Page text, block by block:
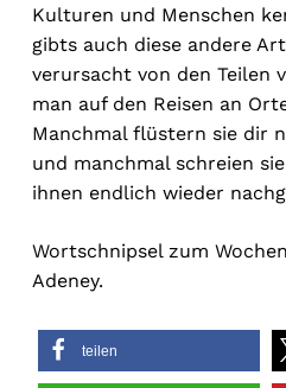
Kulturen und Menschen
gibts auch diese andere
verursacht von den Teilen
man auf den Reisen an
Manchmal flüstern sie dir
und manchmal schreien
ihnen endlich wieder
Wortschnipsel zum
Adeney.
teilen